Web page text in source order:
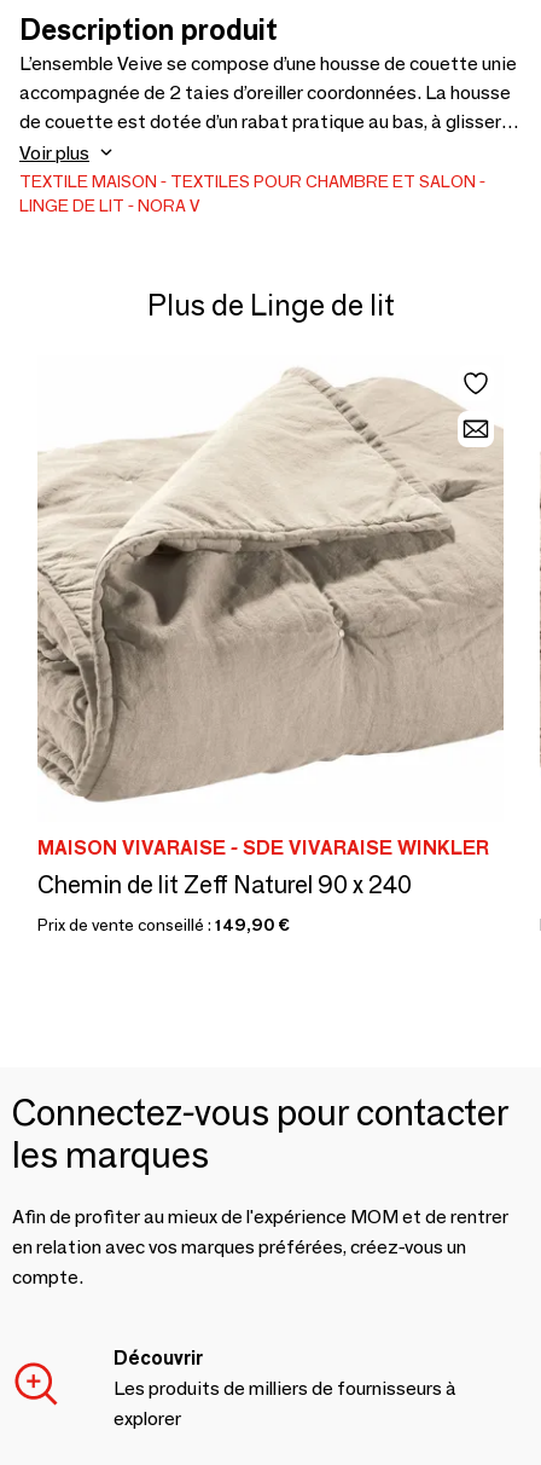
Description produit
L’ensemble Veive se compose d’une housse de couette unie
accompagnée de 2 taies d’oreiller coordonnées. La housse
de couette est dotée d’un rabat pratique au bas, à glisser
sous le matelas pour assurer un maintien parfait, tandis que
les taies d’oreiller disposent d’une fermeture portefeuille
fonctionnelle.Réalisé en satin de pur coton 300TC (thread
moderne et raffinée.Nos créations sont entièrement
fabriquées en Italie et confectionnées sur commande.
Voir plus
TEXTILE MAISON
TEXTILES POUR CHAMBRE ET SALON
LINGE DE LIT
NORA V
Plus de Linge de lit
MAISON VIVARAISE - SDE VIVARAISE WINKLER
Chemin de lit Zeff Naturel 90 x 240
Prix de vente conseillé : 149,90 €
Connectez-vous pour contacter
les marques
Afin de profiter au mieux de l'expérience MOM et de rentrer
en relation avec vos marques préférées, créez-vous un
compte.
Découvrir
Les produits de milliers de fournisseurs à
explorer